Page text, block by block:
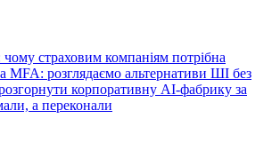
чому страховим компаніям потрібна
MFA: розглядаємо альтернативи ШІ без
корпоративну AI-фабрику за
а переконали